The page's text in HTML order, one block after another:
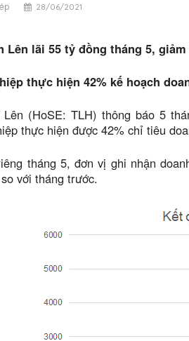
28/06/2021
Lên lãi 55 tỷ đồng tháng 5,
thực hiện 42% kế hoạch
Lên (HoSE: TLH) thông báo 5
thực hiện được 42% chỉ tiêu
tháng 5, đơn vị ghi nhận
với tháng trước.